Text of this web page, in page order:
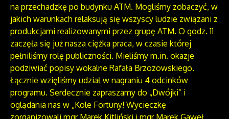
na przechadzkę po budynku ATM. Mogliśmy zobaczyć, w
jakich warunkach relaksują się wszyscy ludzie związani z
produkcjami realizowanymi przez grupę ATM. O godz. 11
zaczęła się już nasza ciężka praca, w czasie której
pełniliśmy rolę publiczności. Mieliśmy m.in. okazje
podziwiać popisy wokalne Rafała Brzozowskiego.
Łącznie wzięliśmy udział w nagraniu 4 odcinków
programu. Serdecznie zapraszamy do „Dwójki” i
oglądania nas w „Kole Fortuny! Wycieczkę
zorganizowali mgr Marek Kitliński i mgr Marek Gaweł.